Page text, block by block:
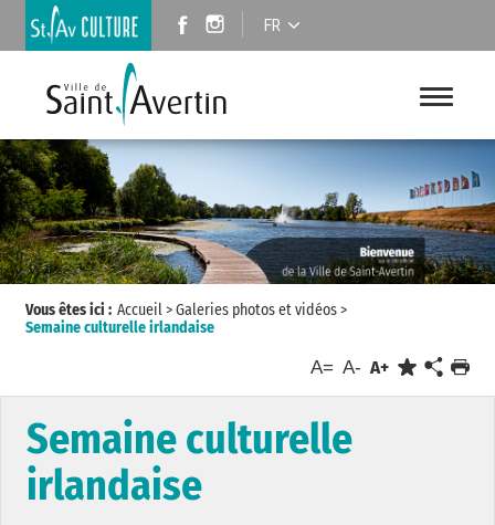
FR
Vous êtes ici : Accueil>Galeries photos et vidéos>
Semaine culturelle irlandaise
A= A- A+
Semaine culturelle
irlandaise